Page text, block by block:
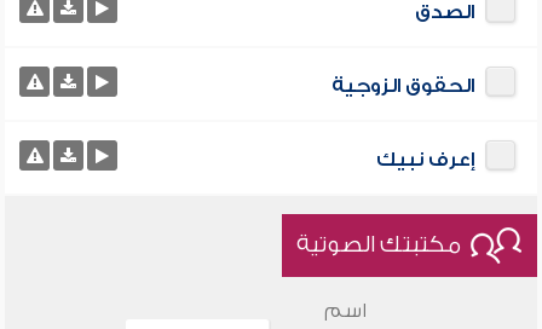
الصدق
الحقوق الزوجية
إعرف نبيك
مكتبتك الصوتية
اسم